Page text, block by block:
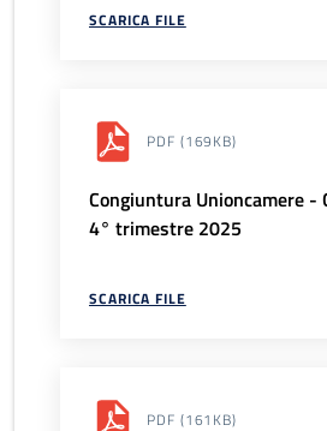
SCARICA FILE
PDF (169KB)
Congiuntura Unioncamere -
4° trimestre 2025
SCARICA FILE
PDF (161KB)